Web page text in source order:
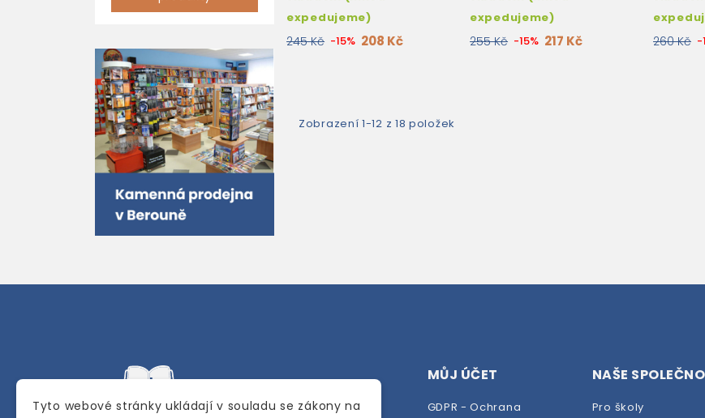
expedujeme)
245 Kč -15% 208 Kč
expedujeme)
255 Kč -15% 217 Kč 260 Kč -
Zobrazení 1-12 z 18 položek
MŮJ ÚČET
GDPR - Ochrana
NAŠE
Pro školy
Tyto webové stránky ukládají v souladu se zákony na